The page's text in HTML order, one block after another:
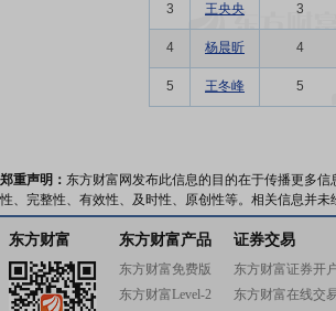
3 王央央 3
4 杨晨昕 4
5 王冬峰 5
郑重声明： 东方财富网发布此信息的目的在于传播更多
性、完整性、有效性、及时性、原创性等。相关信息并
东方财富 东方财富产品
东方财富免费版
东方财富Level-2
证券交易
东方财富证券开
东方财富在线交